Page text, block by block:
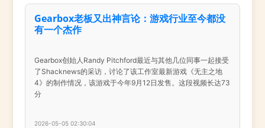
Gearbox老板又出神言论：游戏行业至今都没
有一个杰作
Gearbox创始人Randy Pitchford最近与其他几位同事一起接受
了Shacknews的采访，讨论了该工作室最新游戏《无主之地
4》的制作情况，该游戏于今年9月12日发售。这段视频长达73
分
2026-05-05 02:30:04